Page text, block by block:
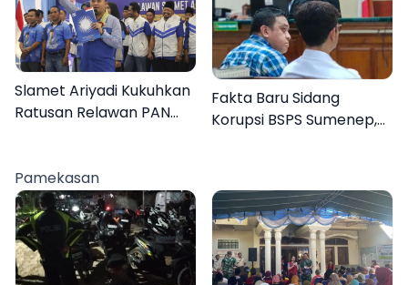
Slamet Ariyadi Kukuhkan
Ratusan Relawan PAN
Rakyat
Fakta Baru Sidang
Korupsi BSPS Sumenep,
Pamekasan